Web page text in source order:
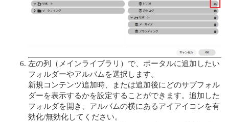
左の列（メインライブラリ）で、ポータルに追加したい
フォルダーやアルバムを選択します。
新規コンテンツ追加時、または追加後にどのサブフォル
ダーを表示するかを設定することができます。追加した
フォルダを開き、アルバムの横にあるアイアイコンを有
効化/無効化してください。